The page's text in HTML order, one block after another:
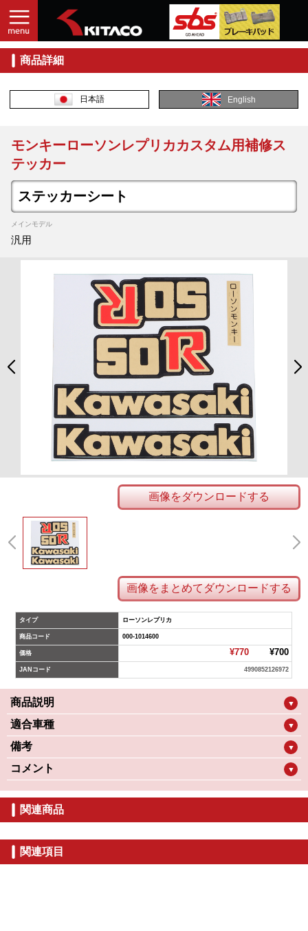
商品詳細
日本語 English
モンキーローソンレプリカカスタム用補修ス
テッカー
ステッカーシート
メインモデル
汎用
画像をダウンロードする
画像をまとめてダウンロードする
タイプ ローソンレプリカ
商品コード 000-1014600
価格 ¥770¥700
JANコード 4990852126972
商品説明 ▼
適合車種 ▼
備考 ▼
コメント ▼
関連商品
関連項目